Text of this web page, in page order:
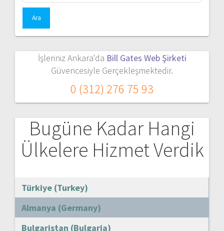
İşleriniz Ankara'da Bill Gates Web Şirketi
Güvencesiyle Gerçekleşmektedir.
0 (312) 276 75 93
Bugüne Kadar Hangi
Ülkelere Hizmet Verdik
Türkiye (Turkey)
Almanya (Germany)
Bulgaristan (Bulgaria)